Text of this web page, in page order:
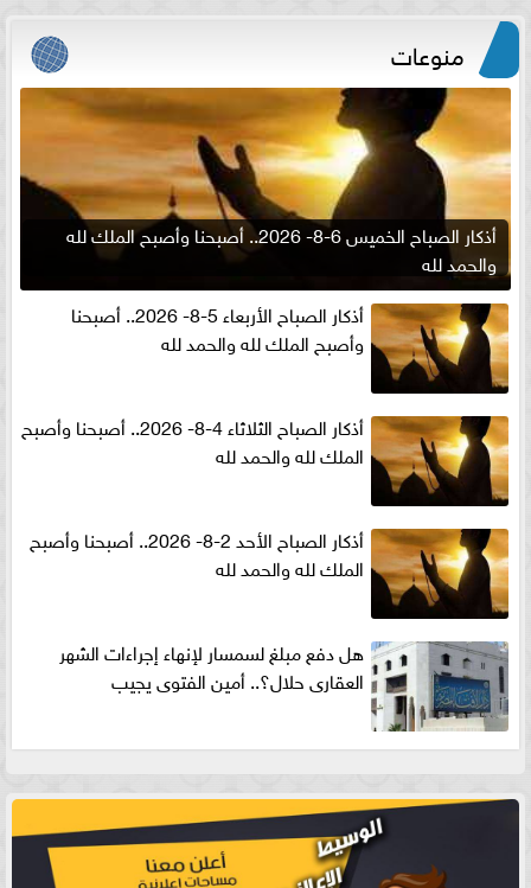
منوعات
أذكار الصباح الخميس 6-8- 2026.. أصبحنا وأصبح الملك لله
والحمد لله
أذكار الصباح الأربعاء 5-8- 2026.. أصبحنا
وأصبح الملك لله والحمد لله
أذكار الصباح الثلاثاء 4-8- 2026.. أصبحنا وأصبح
الملك لله والحمد لله
أذكار الصباح الأحد 2-8- 2026.. أصبحنا وأصبح
الملك لله والحمد لله
هل دفع مبلغ لسمسار لإنهاء إجراءات الشهر
العقارى حلال؟.. أمين الفتوى يجيب